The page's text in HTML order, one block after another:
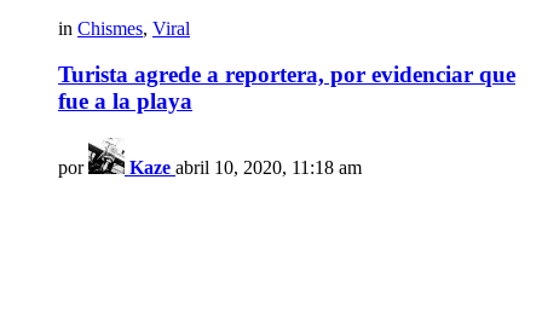
in Chismes, Viral
Turista agrede a reportera, por evidenciar que
fue a la playa
por Kaze abril 10, 2020, 11:18 am